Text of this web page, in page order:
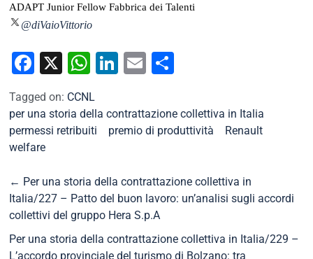
ADAPT Junior Fellow Fabbrica dei Talenti
@diVaioVittorio
Facebook
X WhatsApp
LinkedIn
Email
Tagged on: CCNL
per una storia della contrattazione collettiva in Italia
permessi retribuiti
premio di produttività
Renault
welfare
← Per una storia della contrattazione collettiva in
Italia/227 – Patto del buon lavoro: un’analisi sugli accordi
collettivi del gruppo Hera S.p.A
Per una storia della contrattazione collettiva in Italia/229 –
L’accordo provinciale del turismo di Bolzano: tra